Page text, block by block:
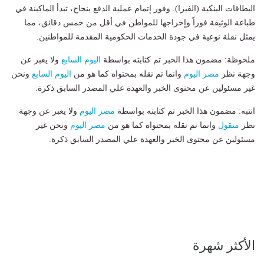
البطاقات البنكية (الفيزا). وفور إتمام عملية الدفع بنجاح، تبدأ الماكينة في
طباعة الوثيقة فوراً وإخراجها للمواطن في أقل من خمس دقائق، مما
يمثل نقلة نوعية في جودة الخدمات الحكومية المقدمة للمواطنين.
ملحوظة: مضمون هذا الخبر تم كتابته بواسطة اليوم السابع ولا يعبر عن
وجهة نظر مصر اليوم وانما تم نقله بمحتواه كما هو من اليوم السابع ونحن
غير مسئولين عن محتوى الخبر والعهدة علي المصدر السابق ذكرة.
انتبه: مضمون هذا الخبر تم كتابته بواسطة مصر اليوم ولا يعبر عن وجهة
نظر منقول وانما تم نقله بمحتواه كما هو من مصر اليوم ونحن غير
مسئولين عن محتوى الخبر والعهدة علي المصدر السابق ذكرة.
الأكثر شهرة